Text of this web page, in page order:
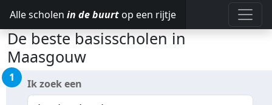
Alle scholen in de buurt op een rijtje
De beste basisscholen in
Maasgouw
1 Ik zoek een